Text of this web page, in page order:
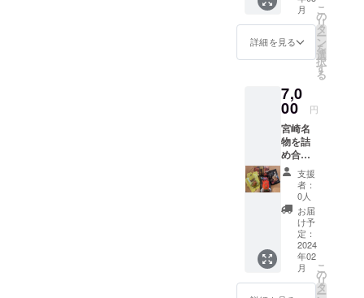
WMON
さんの
プラ
シャツ
となり
白か黒
かお選
びくだ
さい。
WMON
FUTBO
L 大分
県速見
郡日出
月
詳細を見る
こ
の
リ
タ
ー
ン
を
選
択
す
る
7,0
00 円
宮崎名
物を詰
め合わ
せにし
まし
た。 ・
チキン
南蛮＆
炭火焼
・枡元
辛麺＆
なんこ
つ ・肉
支援
者：
0人
お届
け予
定：
2024
年02
月
こ
の
リ
タ
ー